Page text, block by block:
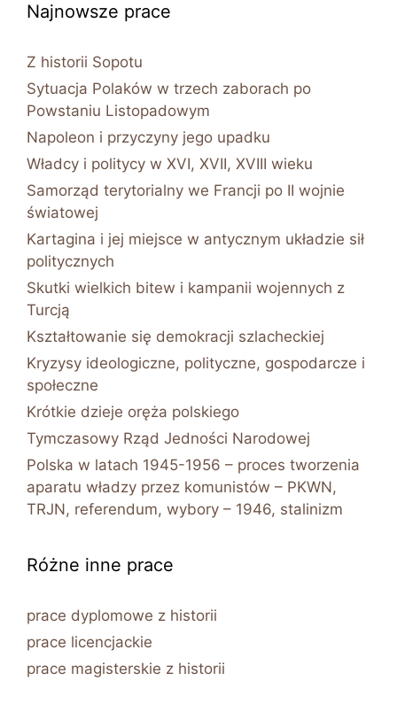
Najnowsze prace
Z historii Sopotu
Sytuacja Polaków w trzech zaborach po
Powstaniu Listopadowym
Napoleon i przyczyny jego upadku
Władcy i politycy w XVI, XVII, XVIII wieku
Samorząd terytorialny we Francji po II wojnie
światowej
Kartagina i jej miejsce w antycznym układzie sił
politycznych
Skutki wielkich bitew i kampanii wojennych z
Turcją
Kształtowanie się demokracji szlacheckiej
Kryzysy ideologiczne, polityczne, gospodarcze i
społeczne
Krótkie dzieje oręża polskiego
Tymczasowy Rząd Jedności Narodowej
Polska w latach 1945-1956 – proces tworzenia
aparatu władzy przez komunistów – PKWN,
TRJN, referendum, wybory – 1946, stalinizm
Różne inne prace
prace dyplomowe z historii
prace licencjackie
prace magisterskie z historii